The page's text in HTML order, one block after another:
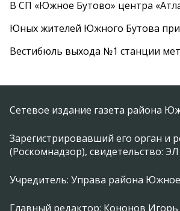
В СП «Южное Бутово» центра
Юных жителей Южного Бутова
Вестибюль выхода №1 станции
Сетевое издание газета района
Зарегистрировавший его орган и
(Роскомнадзор), свидетельство:
Учредитель: Управа района
Главный редактор: Кононов